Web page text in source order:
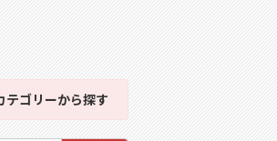
テゴリーから探す